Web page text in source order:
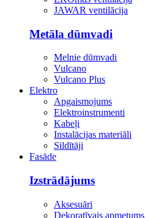
JAWAR ventilācija
Metāla dūmvadi
Melnie dūmvadi
Vulcano
Vulcano Plus
Elektro
Apgaismojums
Elektroinstrumenti
Kabeļi
Instalācijas materiāli
Sildītāji
Fasāde
Izstrādājums
Aksesuāri
Dekoratīvais apmetums